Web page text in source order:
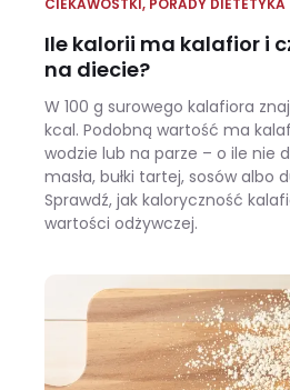
CIEKAWOSTKI, PORADY DIETETYKA
Ile kalorii ma kalafior i
na diecie?
W 100 g surowego kalafiora
kcal. Podobną wartość ma
wodzie lub na parze – o ile nie
masła, bułki tartej, sosów albo
Sprawdź, jak kaloryczność
wartości odżywczej.